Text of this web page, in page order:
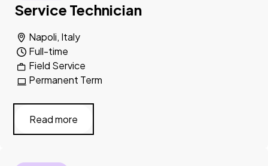
Service Technician
Napoli, Italy
Field Service
Full-time
Permanent Term
Read more